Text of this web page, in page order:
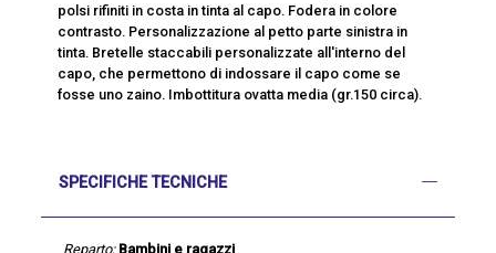
polsi rifiniti in costa in tinta al capo. Fodera in colore
contrasto. Personalizzazione al petto parte sinistra in
tinta. Bretelle staccabili personalizzate all'interno del
capo, che permettono di indossare il capo come se
fosse uno zaino. Imbottitura ovatta media (gr.150 circa).
SPECIFICHE TECNICHE
Reparto: Bambini e ragazzi